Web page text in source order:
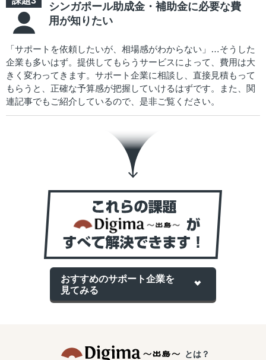
シンガポール助成金・補助金に必要な費
用が知りたい
「サポートを依頼したいが、相場感がわからない」…そうした
企業も多いはず。提供してもらうサービスによって、費用は大
きく変わってきます。サポート企業に相談し、直接見積もって
もらうと、正確な予算感が把握していけるはずです。また、関
連記事でもご紹介しているので、是非ご覧ください。
おすすめのサポート企業を
見てみる
とは？